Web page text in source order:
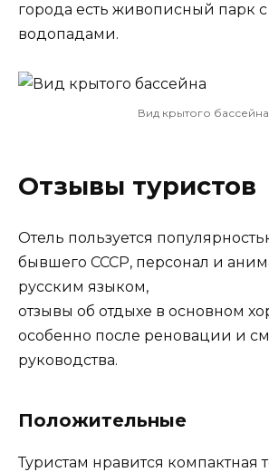
города есть живописный парк
водопадами.
Вид крытого бассейна
Отзывы туристов
Отель пользуется
бывшего СССР, персонал и
русским языком,
отзывы об отдыхе в основном
особенно после реновации и
руководства.
Положительные
Туристам нравится компактная